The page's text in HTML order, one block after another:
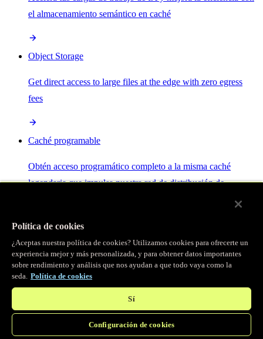
el almacenamiento semántico en caché
Object Storage
Get direct access to large files at the edge with zero egress
fees
Caché programable
Obtén acceso programático completo a la misma caché
legendaria que impulsa nuestra red de distribución de
Servidor MCP
Control por IA para tus servicios Fastly.
Política de cookies
¿Aceptas nuestra política de cookies? Utilizamos cookies para ofrecerte un
experiencia mejor y más personalizada, y para obtener datos importantes
sobre rendimiento y análisis que nos ayudan a que todo vaya como la
seda. Política de cookies
Sí
Configuración de cookies